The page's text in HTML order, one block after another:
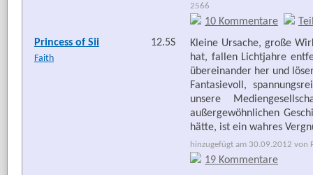
2566
10 Kommentare
Princess of Sii
Faith
12.5S
Kleine Ursache, große
hat, fallen Lichtjahre
übereinander her und
Fantasievoll,
unsere
außergewöhnlichen
hätte, ist ein wahres
hinzugefügt am 30.09.2012 von
19 Kommentare